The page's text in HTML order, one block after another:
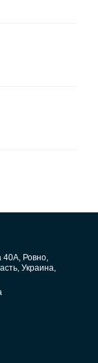
40А, Ровно,
Украина,